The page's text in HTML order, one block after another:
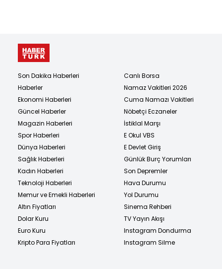
Son Dakika Haberleri
Haberler
Ekonomi Haberleri
Güncel Haberler
Magazin Haberleri
Spor Haberleri
Dünya Haberleri
Sağlık Haberleri
Kadın Haberleri
Teknoloji Haberleri
Memur ve Emekli Haberleri
Altın Fiyatları
Dolar Kuru
Euro Kuru
Kripto Para Fiyatları
Canlı Borsa
Namaz Vakitleri 2026
Cuma Namazı Vakitleri
Nöbetçi Eczaneler
İstiklal Marşı
E Okul VBS
E Devlet Giriş
Günlük Burç Yorumları
Son Depremler
Hava Durumu
Yol Durumu
Sinema Rehberi
TV Yayın Akışı
Instagram Dondurma
Instagram Silme